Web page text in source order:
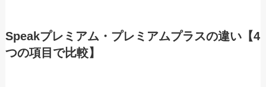
Speakプレミアム・プレミアムプラスの違い【4
つの項目で比較】